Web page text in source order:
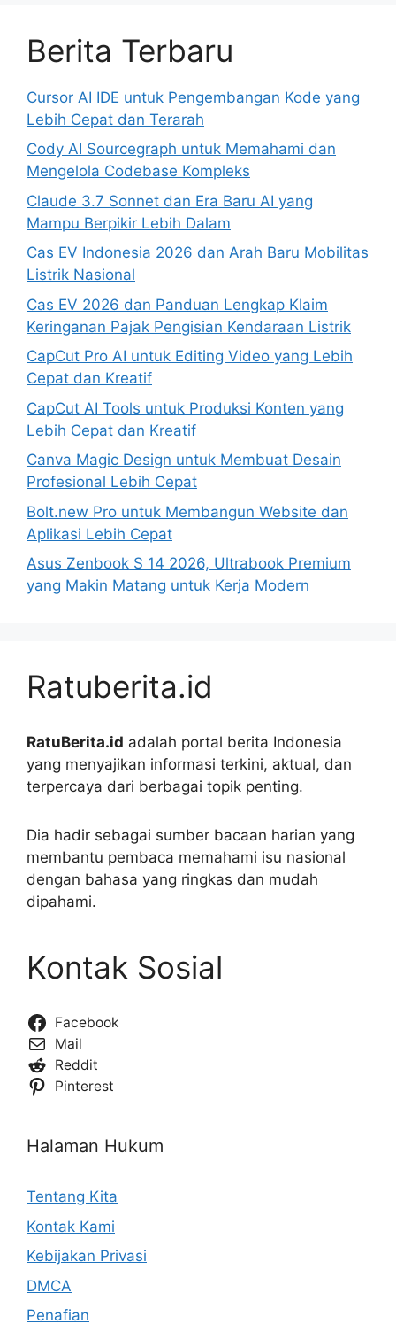
Berita Terbaru
Cursor AI IDE untuk Pengembangan Kode yang
Lebih Cepat dan Terarah
Cody AI Sourcegraph untuk Memahami dan
Mengelola Codebase Kompleks
Claude 3.7 Sonnet dan Era Baru AI yang
Mampu Berpikir Lebih Dalam
Cas EV Indonesia 2026 dan Arah Baru Mobilitas
Listrik Nasional
Cas EV 2026 dan Panduan Lengkap Klaim
Keringanan Pajak Pengisian Kendaraan Listrik
CapCut Pro AI untuk Editing Video yang Lebih
Cepat dan Kreatif
CapCut AI Tools untuk Produksi Konten yang
Lebih Cepat dan Kreatif
Canva Magic Design untuk Membuat Desain
Profesional Lebih Cepat
Bolt.new Pro untuk Membangun Website dan
Aplikasi Lebih Cepat
Asus Zenbook S 14 2026, Ultrabook Premium
yang Makin Matang untuk Kerja Modern
Ratuberita.id
RatuBerita.id adalah portal berita Indonesia
yang menyajikan informasi terkini, aktual, dan
terpercaya dari berbagai topik penting.
Dia hadir sebagai sumber bacaan harian yang
membantu pembaca memahami isu nasional
dengan bahasa yang ringkas dan mudah
dipahami.
Kontak Sosial
Facebook
Mail
Reddit
Pinterest
Halaman Hukum
Tentang Kita
Kontak Kami
Kebijakan Privasi
DMCA
Penafian